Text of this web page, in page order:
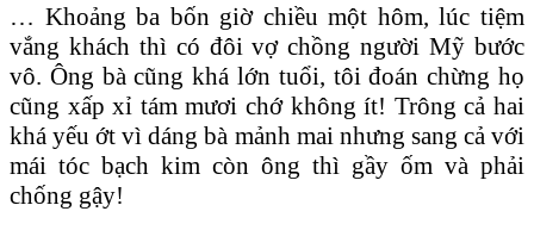
… Khoảng ba bốn giờ chiều một hôm, lúc tiệm
vắng khách thì có đôi vợ chồng người Mỹ bước
vô. Ông bà cũng khá lớn tuổi, tôi đoán chừng họ
cũng xấp xỉ tám mươi chớ không ít! Trông cả hai
khá yếu ớt vì dáng bà mảnh mai nhưng sang cả với
mái tóc bạch kim còn ông thì gầy ốm và phải
chống gậy!